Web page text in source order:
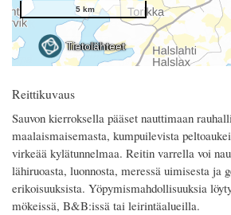
Reittikuvaus
Sauvon kierroksella pääset nauttimaan
maalaismaisemasta, kumpuilevista
virkeää kylätunnelmaa. Reitin varrella voi
lähiruoasta, luonnosta, meressä uimisesta ja
erikoisuuksista. Yöpymismahdollisuuksia
mökeissä, B&B:issä tai leirintäalueilla.